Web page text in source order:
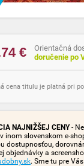
€
Orientačná
doručenie po
cena titulu je platná pri
NAJNIŽŠEJ CENY-
inom slovenskom e-
dostupnosťou,
objednávky a
. Sme tu pre